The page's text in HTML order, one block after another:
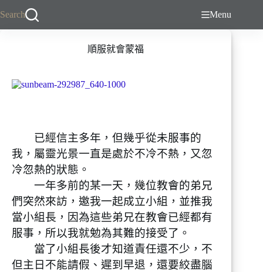
Search Menu
順服就會蒙福
已經信主多年，但幾乎從未服事的
我，屬靈光景一直是處於不冷不熱，又忽
冷忽熱的狀態。
一年多前的某一天，幾位教會的弟兄
們突然來訪，邀我一起成立小組，並推我
當小組長，因為這些弟兄在教會已經都有
服事，所以我就勉為其難的接受了。
當了小組長後才知道責任還不少，不
但主日不能請假、遲到早退，還要絞盡腦